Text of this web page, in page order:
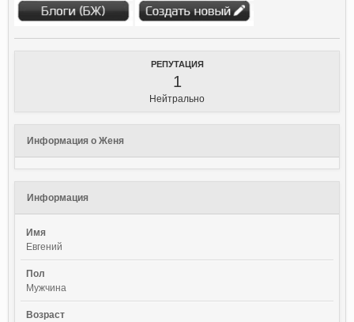
РЕПУТАЦИЯ
1
Нейтрально
Информация о Женя
Информация
Имя
Евгений
Пол
Мужчина
Возраст